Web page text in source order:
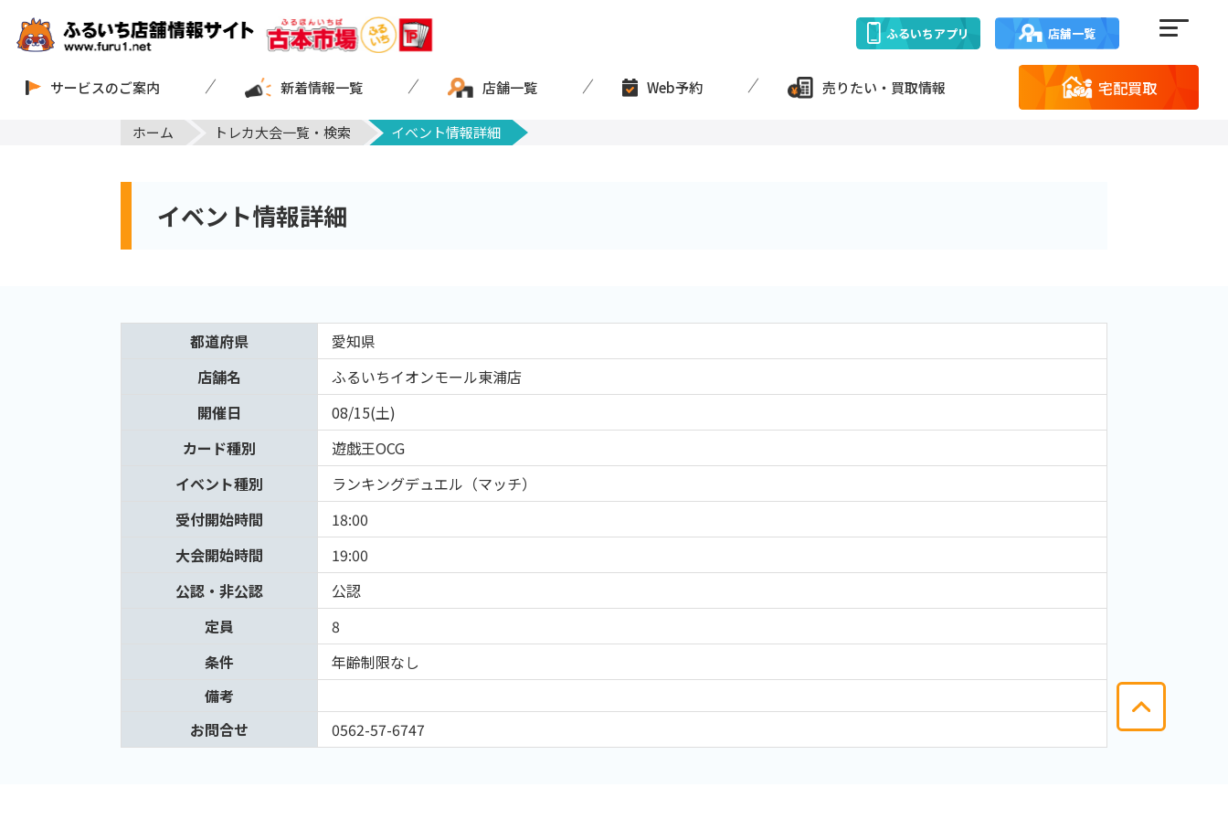
ふるいちアプリ 店舗一覧
サービスのご案内 新着情報一覧 店舗一覧 Web予約 売りたい・買取情報 宅配買取
ホーム トレカ大会一覧・検索 イベント情報詳細
イベント情報詳細
都道府県
愛知県
店舗名
ふるいちイオンモール東浦店
開催日
08/15(土)
カード種別
遊戯王OCG
イベント種別
ランキングデュエル（マッチ）
受付開始時間
18:00
大会開始時間
19:00
公認・非公認
公認
定員
8
条件
年齢制限なし
備考
お問合せ
0562-57-6747